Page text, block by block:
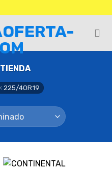
TIENDA
225/40R19